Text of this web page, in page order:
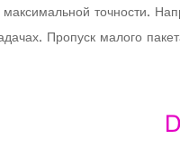
точности.
Пропуск малого